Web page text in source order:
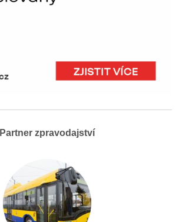
Partner zpravodajství